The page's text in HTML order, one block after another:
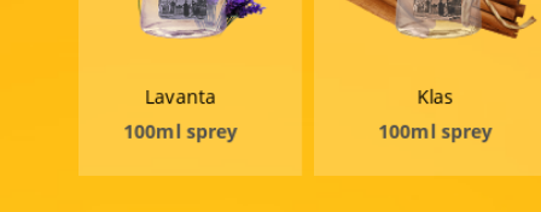
100ml sprey
100ml sprey